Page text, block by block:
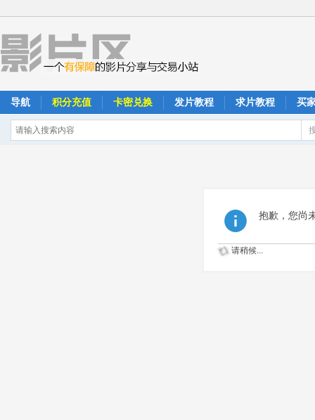
导航 积分充值 卡密兑换 发片教程 求片教程 买
抱歉，您尚
请稍候...